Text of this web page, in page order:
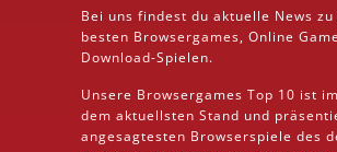
Bei uns findest du aktuelle News zu
besten Browsergames, Online
Download-Spielen.
Unsere Browsergames Top 10 ist
dem aktuellsten Stand und
angesagtesten Browserspiele des